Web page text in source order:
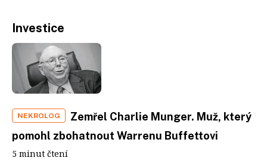
Investice
NEKROLOG
Zemřel Charlie Munger. Muž, který
pomohl zbohatnout Warrenu Buffettovi
5 minut čtení